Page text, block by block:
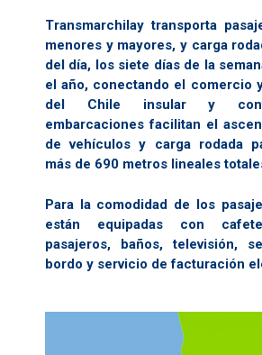
Transmarchilay transporta
menores y mayores, y carga
del día, los siete días de la
el año, conectando el comercio
del Chile insular y
embarcaciones facilitan el
de vehículos y carga rodada
más de 690 metros lineales
Para la comodidad de los
están equipadas con
pasajeros, baños, televisión,
bordo y servicio de facturación